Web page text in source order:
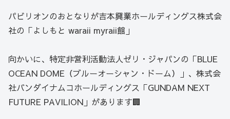
パビリオンのおとなりが吉本興業ホールディングス株式会
社の「よしもと waraii myraii館」
向かいに、特定非営利活動法人ゼリ・ジャパンの「BLUE
OCEAN DOME（ブルーオーシャン・ドーム）」、株式会
社バンダイナムコホールディングス「GUNDAM NEXT
FUTURE PAVILION」があります🏢